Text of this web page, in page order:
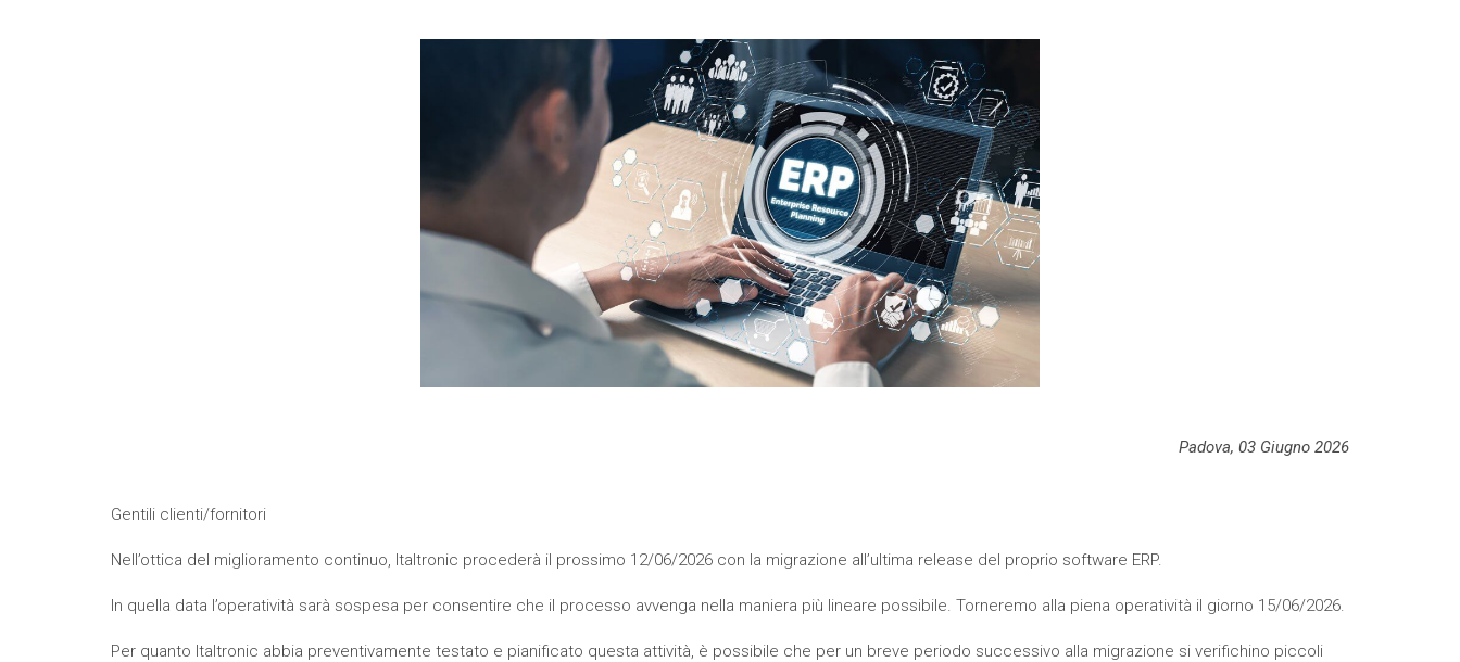
Padova, 03 Giugno 2026
Gentili clienti/fornitori
Nell’ottica del miglioramento continuo, Italtronic procederà il prossimo 12/06/2026 con la migrazione all’ultima release del proprio software ERP.
In quella data l’operatività sarà sospesa per consentire che il processo avvenga nella maniera più lineare possibile. Torneremo alla piena operatività il giorno 15/06/2026.
Per quanto Italtronic abbia preventivamente testato e pianificato questa attività, è possibile che per un breve periodo successivo alla migrazione si verifichino piccoli